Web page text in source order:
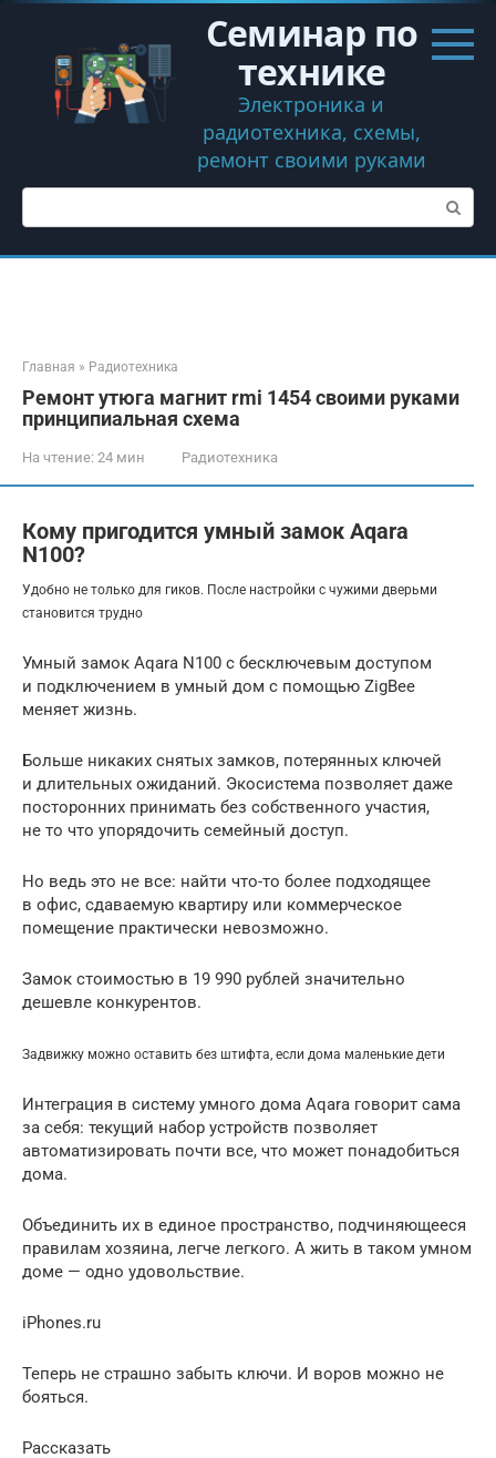
Перейти
контенту
Семинар по
технике
Электроника и
радиотехника, схемы,
ремонт своими руками
Поиск:
Главная » Радиотехника
Ремонт утюга магнит rmi 1454 своими руками
принципиальная схема
На чтение: 24 мин Радиотехника
Кому пригодится умный замок Aqara
N100?
Удобно не только для гиков. После настройки с чужими дверьми
становится трудно
Умный замок Aqara N100 с бесключевым доступом
и подключением в умный дом с помощью ZigBee
меняет жизнь.
Больше никаких снятых замков, потерянных ключей
и длительных ожиданий. Экосистема позволяет даже
посторонних принимать без собственного участия,
не то что упорядочить семейный доступ.
Но ведь это не все: найти что-то более подходящее
в офис, сдаваемую квартиру или коммерческое
помещение практически невозможно.
Замок стоимостью в 19 990 рублей значительно
дешевле конкурентов.
Задвижку можно оставить без штифта, если дома маленькие дети
Интеграция в систему умного дома Aqara говорит сама
за себя: текущий набор устройств позволяет
автоматизировать почти все, что может понадобиться
дома.
Объединить их в единое пространство, подчиняющееся
правилам хозяина, легче легкого. А жить в таком умном
доме — одно удовольствие.
iPhones.ru
Теперь не страшно забыть ключи. И воров можно не
бояться.
Рассказать